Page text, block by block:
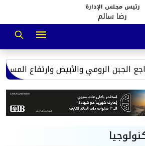
رئيس مجلس الإدارة
رضا سالم
الرومي والأبيض وارتفاع المسلي